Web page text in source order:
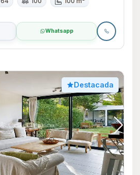
Whatsapp
Destacada